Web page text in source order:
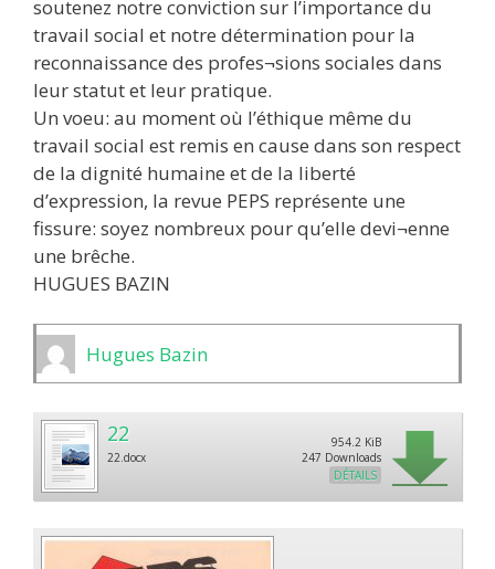
soutenez notre conviction sur l’importance du
travail social et notre détermination pour la
reconnaissance des profes¬sions sociales dans
leur statut et leur pratique.
Un voeu: au moment où l’éthique même du
travail social est remis en cause dans son respect
de la dignité humaine et de la liberté
d’expression, la revue PEPS représente une
fissure: soyez nombreux pour qu’elle devi¬enne
une brêche.
HUGUES BAZIN
Hugues Bazin
22
22.docx
954.2 KiB
247 Downloads
DÉTAILS